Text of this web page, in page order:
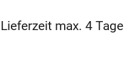
Lieferzeit max. 4